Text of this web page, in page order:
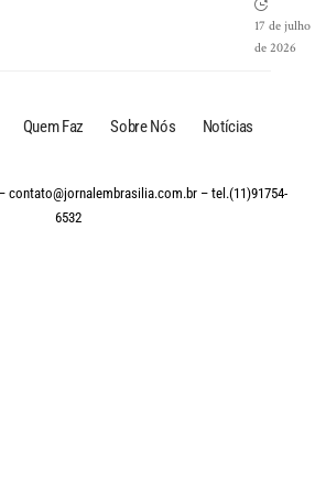
17 de julho
de 2026
Quem Faz Sobre Nós Notícias
contato@jornalembrasilia.com.br – tel.(11)91754-
6532